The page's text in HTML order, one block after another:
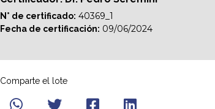
N° de certificado: 40369_1
Fecha de certificación: 09/06/2024
Comparte el lote